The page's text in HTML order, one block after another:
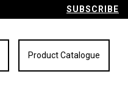
SUBSCRIBE
Product Catalogue